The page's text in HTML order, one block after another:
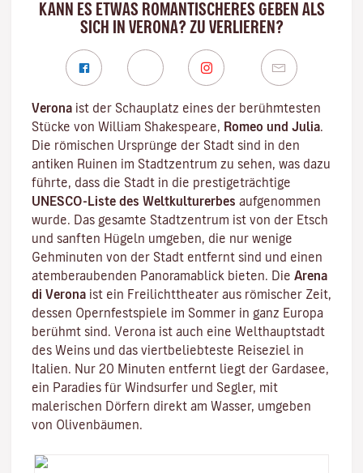
KANN ES ETWAS ROMANTISCHERES GEBEN ALS
SICH IN VERONA? ZU VERLIEREN?
Verona ist der Schauplatz eines der berühmtesten
Stücke von William Shakespeare, Romeo und Julia.
Die römischen Ursprünge der Stadt sind in den
antiken Ruinen im Stadtzentrum zu sehen, was dazu
führte, dass die Stadt in die prestigeträchtige
UNESCO-Liste des Weltkulturerbes aufgenommen
wurde. Das gesamte Stadtzentrum ist von der Etsch
und sanften Hügeln umgeben, die nur wenige
Gehminuten von der Stadt entfernt sind und einen
atemberaubenden Panoramablick bieten. Die Arena
di Verona ist ein Freilichttheater aus römischer Zeit,
dessen Opernfestspiele im Sommer in ganz Europa
berühmt sind. Verona ist auch eine Welthauptstadt
des Weins und das viertbeliebteste Reiseziel in
Italien. Nur 20 Minuten entfernt liegt der Gardasee,
ein Paradies für Windsurfer und Segler, mit
malerischen Dörfern direkt am Wasser, umgeben
von Olivenbäumen.